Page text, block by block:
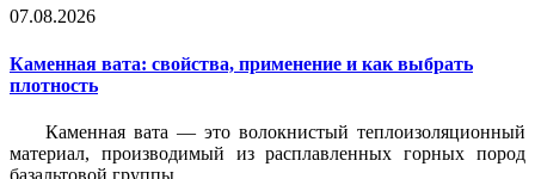
07.08.2026
Каменная вата: свойства, применение и как выбрать
плотность
Каменная вата — это волокнистый теплоизоляционный
материал, производимый из расплавленных горных пород
базальтовой группы